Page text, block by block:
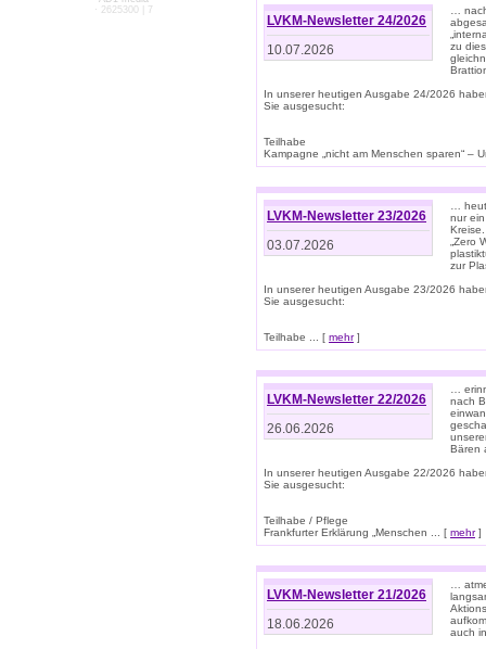
· 2625300 | 7
LVKM-Newsletter 24/2026
10.07.2026
…
zu
In unserer heutigen Ausgabe 24/2026
Sie ausgesucht:
Teilhabe
Kampagne „nicht am Menschen sparen“ –
LVKM-Newsletter 23/2026
03.07.2026
…
nur
„Zero
zur
In unserer heutigen Ausgabe 23/2026
Sie ausgesucht:
Teilhabe ... [ mehr]
LVKM-Newsletter 22/2026
26.06.2026
…
nach
Bären
In unserer heutigen Ausgabe 22/2026
Sie ausgesucht:
Teilhabe / Pflege
Frankfurter Erklärung „Menschen ... [ mehr]
LVKM-Newsletter 21/2026
18.06.2026
…
auch